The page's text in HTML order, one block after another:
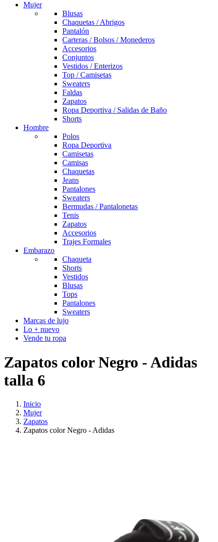
Mujer
Blusas
Chaquetas / Abrigos
Pantalón
Carteras / Bolsos / Monederos
Accesorios
Conjuntos
Vestidos / Enterizos
Top / Camisetas
Sweaters
Faldas
Zapatos
Ropa Deportiva / Salidas de Baño
Shorts
Hombre
Polos
Ropa Deportiva
Camisetas
Camisas
Chaquetas
Jeans
Pantalones
Sweaters
Bermudas / Pantalonetas
Tenis
Zapatos
Accesorios
Trajes Formales
Embarazo
Chaqueta
Shorts
Vestidos
Blusas
Tops
Pantalones
Sweaters
Marcas de lujo
Lo + nuevo
Vende tu ropa
Zapatos color Negro - Adidas
talla 6
Inicio
Mujer
Zapatos
Zapatos color Negro - Adidas